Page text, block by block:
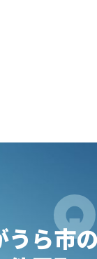
うら市